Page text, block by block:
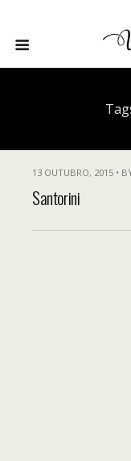
13 OUTUBRO, 2015 •
Santorini